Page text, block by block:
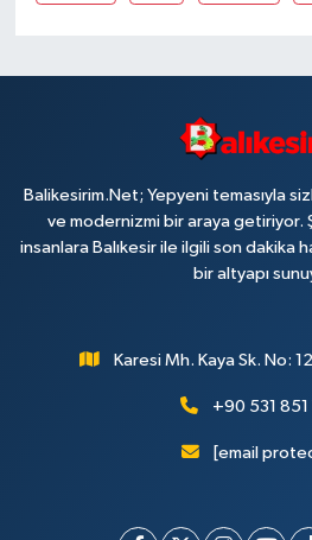
Balikesirim.Net; Yepyeni temasıyla
ve modernizmi bir araya getiriyor.
insanlara Balıkesir ile ilgili son dakika
bir altyapı
Karesi Mh. Kaya Sk. No:
+90 531 851
[email